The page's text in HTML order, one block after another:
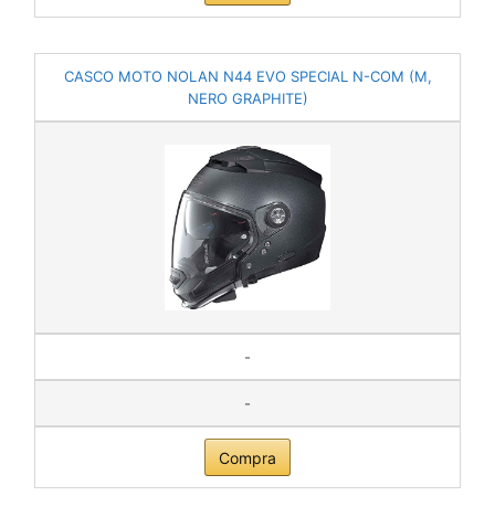
CASCO MOTO NOLAN N44 EVO SPECIAL N-COM (M,
NERO GRAPHITE)
-
-
Compra